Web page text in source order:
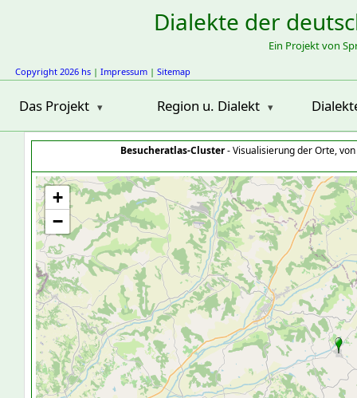
Dialekte der
Ein Projekt von
Copyright 2026 hs | Impressum | Sitemap
Das Projekt Region u. Dialekt
Besucheratlas-Cluster- Visualisierung der Orte,
+
−